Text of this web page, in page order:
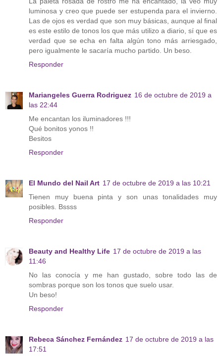
luminosa y creo que puede ser estupenda para el invierno.
Las de ojos es verdad que son muy básicas, aunque al final
es este estilo de tonos los que más utilizo a diario, sí que es
verdad que se echa en falta algún tono más arriesgado,
pero igualmente le sacaría mucho partido. Un beso.
Responder
Mariangeles Guerra Rodriguez 16 de octubre de 2019 a
las 22:44
Me encantan los iluminadores !!!
Qué bonitos yonos !!
Besitos
Responder
El Mundo del Nail Art 17 de octubre de 2019 a las 10:21
Tienen muy buena pinta y son unas tonalidades muy
posibles. Bssss
Responder
Beauty and Healthy Life 17 de octubre de 2019 a las
11:46
No las conocía y me han gustado, sobre todo las de
sombras porque son los tonos que suelo usar.
Un beso!
Responder
Rebeca Sánchez Fernández 17 de octubre de 2019 a las
17:51